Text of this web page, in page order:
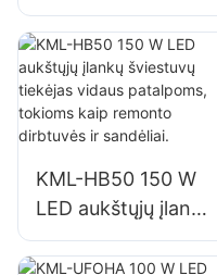
šviestuvų tiekėjas
vidaus patalpų
apšvietimui
gamyklose,
sandėliuose ir kt.
KML-HB50 150 W
LED aukštųjų įlankų
šviestuvų tiekėjas
vidaus patalpoms,